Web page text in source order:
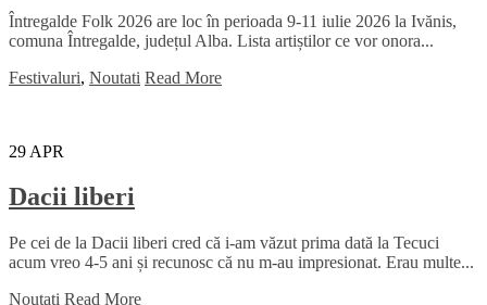
Întregalde Folk 2026 are loc în perioada 9-11 iulie 2026 la Ivănis,
comuna Întregalde, județul Alba. Lista artiștilor ce vor onora...
Festivaluri, Noutati Read More
29 APR
Dacii liberi
Pe cei de la Dacii liberi cred că i-am văzut prima dată la Tecuci
acum vreo 4-5 ani și recunosc că nu m-au impresionat. Erau multe...
Noutati Read More